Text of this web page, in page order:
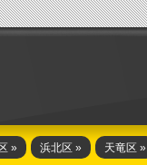
» 浜北区 » 天竜区 »